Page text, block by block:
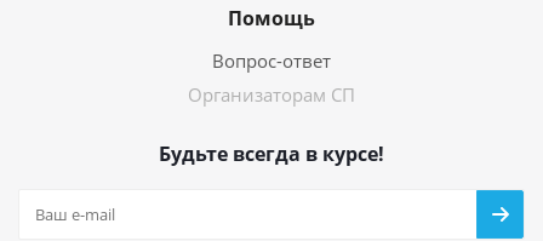
Помощь
Вопрос-ответ
Организаторам СП
Будьте всегда в курсе!